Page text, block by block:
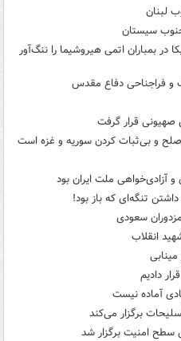
لبنان
سیستان
بمباران اتمی هیروشیما را ننگ‌آور
و فراجناحی دفاع مقدس
قرار گرفت
صلح و بی‌ثبات کردن سوریه و غزه است
آزادی‌خواهی ملت ایران بود
سعودی
انقلاب
دادیم
آماده نیست
برگزار می‌کند